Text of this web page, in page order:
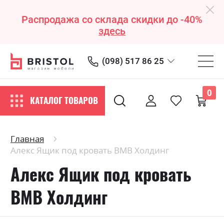
Распродажа со склада скидки до -40%
здесь
(098) 517 86 25
КАТАЛОГ ТОВАРОВ
0
Главная
Алекс Ящик под кровать ВМВ Холдинг
Алекс Ящик под кровать
ВМВ Холдинг